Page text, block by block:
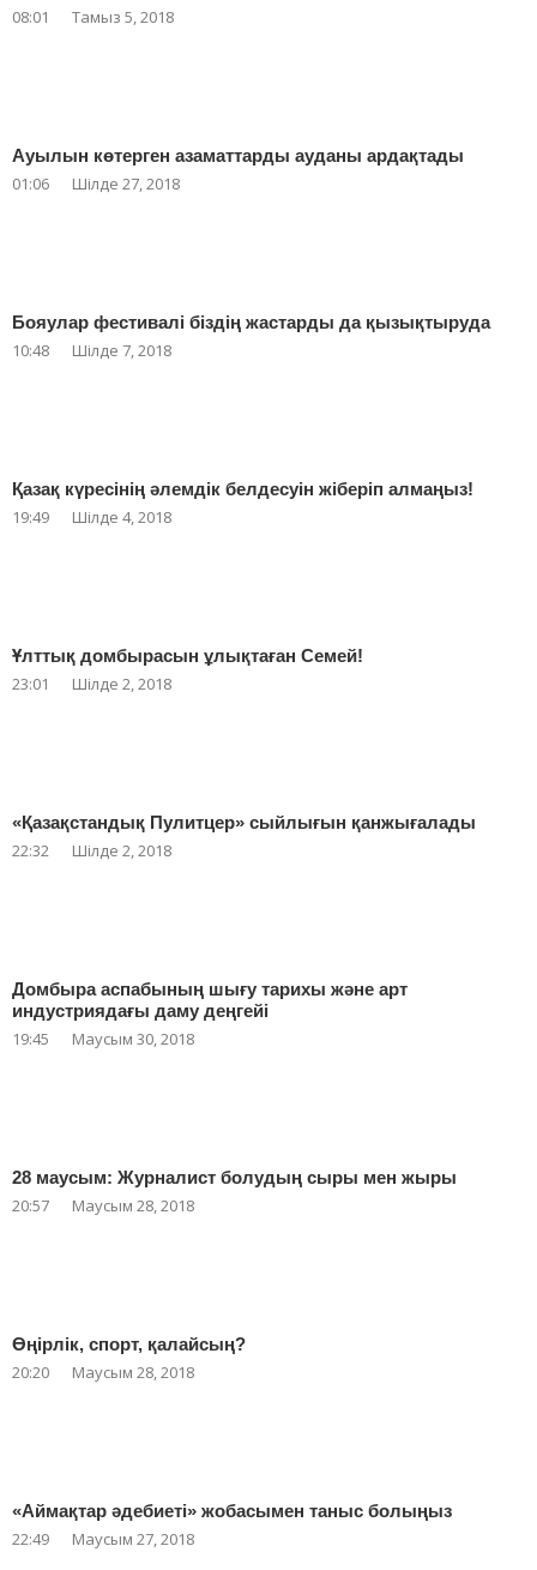
08:01 Тамыз 5, 2018
Ауылын көтерген азаматтарды ауданы ардақтады
01:06 Шілде 27, 2018
Бояулар фестивалі біздің жастарды да қызықтыруда
10:48 Шілде 7, 2018
Қазақ күресінің әлемдік белдесуін жіберіп алмаңыз!
19:49 Шілде 4, 2018
Ұлттық домбырасын ұлықтаған Семей!
23:01 Шілде 2, 2018
«Қазақстандық Пулитцер» сыйлығын қанжығалады
22:32 Шілде 2, 2018
Домбыра аспабының шығу тарихы және арт
индустриядағы даму деңгейі
19:45 Маусым 30, 2018
28 маусым: Журналист болудың сыры мен жыры
20:57 Маусым 28, 2018
Өңірлік, спорт, қалайсың?
20:20 Маусым 28, 2018
«Аймақтар әдебиеті» жобасымен таныс болыңыз
22:49 Маусым 27, 2018